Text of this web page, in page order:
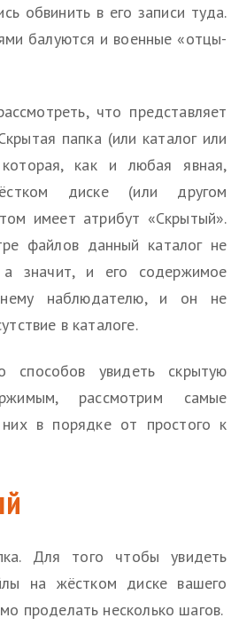
обвинить в его записи туда.
балуются и военные «отцы-
что представляет
папка (или каталог или
как и любая явная,
диске (или другом
имеет атрибут «Скрытый».
файлов данный каталог не
а значит, и его содержимое
наблюдателю, и он не
в каталоге.
способов увидеть скрытую
рассмотрим самые
них в порядке от простого к
Для того чтобы увидеть
на жёстком диске вашего
проделать несколько шагов.